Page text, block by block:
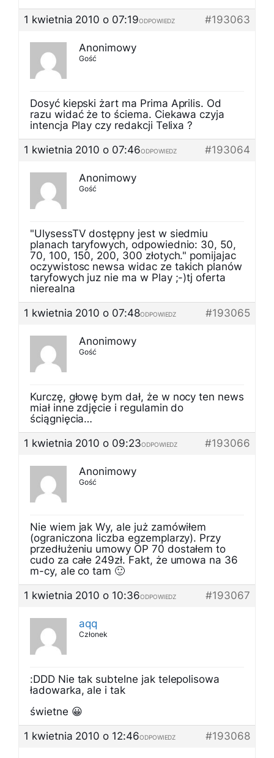
1 kwietnia 2010 o 07:19
#193063
ODPOWIEDZ
Anonimowy
Gość
Dosyć kiepski żart ma Prima Aprilis. Od
razu widać że to ściema. Ciekawa czyja
intencja Play czy redakcji Telixa ?
1 kwietnia 2010 o 07:46
#193064
ODPOWIEDZ
Anonimowy
Gość
"UlysessTV dostępny jest w siedmiu
planach taryfowych, odpowiednio: 30, 50,
70, 100, 150, 200, 300 złotych." pomijajac
oczywistosc newsa widac ze takich planów
taryfowych juz nie ma w Play ;-)tj oferta
nierealna
1 kwietnia 2010 o 07:48
#193065
ODPOWIEDZ
Anonimowy
Gość
Kurczę, głowę bym dał, że w nocy ten news
miał inne zdjęcie i regulamin do
ściągnięcia…
1 kwietnia 2010 o 09:23
#193066
ODPOWIEDZ
Anonimowy
Gość
Nie wiem jak Wy, ale już zamówiłem
(ograniczona liczba egzemplarzy). Przy
przedłużeniu umowy OP 70 dostałem to
cudo za całe 249zł. Fakt, że umowa na 36
m-cy, ale co tam 🙂
1 kwietnia 2010 o 10:36
#193067
ODPOWIEDZ
aqq
Członek
:DDD Nie tak subtelne jak telepolisowa
ładowarka, ale i tak
świetne 😀
1 kwietnia 2010 o 12:46
#193068
ODPOWIEDZ